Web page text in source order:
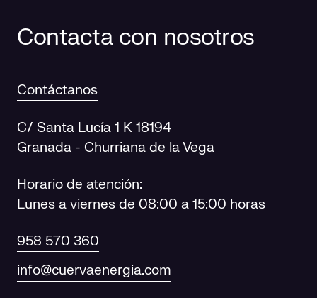
Contacta con nosotros
Contáctanos
C/ Santa Lucía 1 K 18194
Granada - Churriana de la Vega
Horario de atención:
Lunes a viernes de 08:00 a 15:00 horas
958 570 360
info@cuervaenergia.com